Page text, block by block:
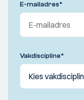
E-mailadres*
Vakdiscipline*